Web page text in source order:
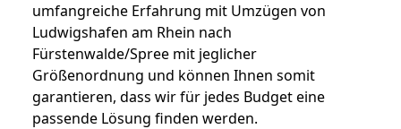
umfangreiche Erfahrung mit Umzügen von
Ludwigshafen am Rhein nach
Fürstenwalde/Spree mit jeglicher
Größenordnung und können Ihnen somit
garantieren, dass wir für jedes Budget eine
passende Lösung finden werden.